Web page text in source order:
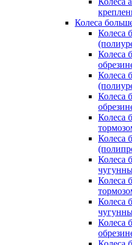
Колеса
Колеса
Колеса
Колеса
Колеса
Колеса
Колеса
Колеса
Колеса
Колеса
Колеса